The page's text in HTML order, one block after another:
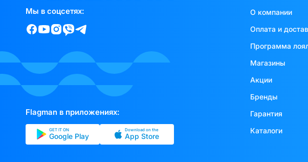
Мы в соцсетях:
Flagman в приложениях:
GET IT ON
Google Play
Download on the
App Store
О компании
Оплата и
Программа
Магазины
Акции
Бренды
Гарантия
Каталоги